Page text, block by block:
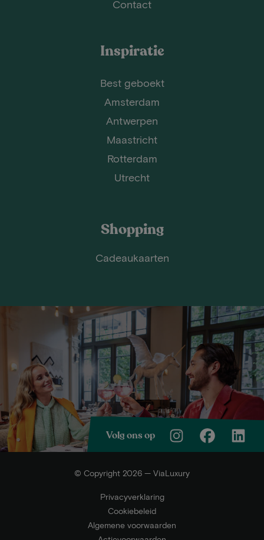
Contact
Inspiratie
Best geboekt
Amsterdam
Antwerpen
Maastricht
Rotterdam
Utrecht
Shopping
Cadeaukaarten
Volg ons op
© Copyright 2026 — ViaLuxury
Privacyverklaring
Cookiebeleid
Algemene voorwaarden